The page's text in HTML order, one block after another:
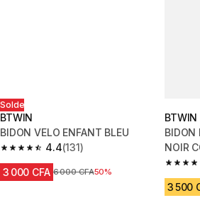
Solde
BTWIN
BIDON VELO ENFANT BLEU
4.4
4.4 out of 5 stars from 131 reviews
(131)
3 000 CFA Prix avant réduction
6 000 CFA50%
BTWIN
BIDON
NOIR
4.7
3 500